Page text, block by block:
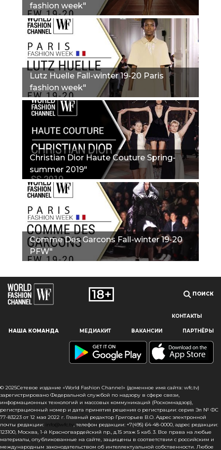
Наш сайт использует файлы cookie и похожие технологии,
пользователям, предоставляя персонализированную
информацию, запоминая предпочтения в области
сайта, вы подтверждаете свое согласие на использование
файлов cookie в соответствии с настоящим уведомлением
в отношении данного типа файлов. Если вы не согласны
с тем, чтобы мы использовали данный тип файлов,
то вы должны соответствующим образом установить
настройки вашего браузера или не использовать сайт wfc.tv
fashion week"
Lutz Huelle Fall-winter 19-20 Paris
fashion week"
Christian Dior Haute Couture Spring-
summer 2019"
Comme Des Garcons Fall-winter 19-20
PFW"
ПОИСК
КОНТАКТЫ
НАША КОМАНДА МЕДИАКИТ ВАКАНСИИ ПАРТНЁРЫ
© 2025Сетевое издание «World Fashion Channel» (доменное имя сайта: wfc.tv)
зарегистрировано Федеральной службой по надзору в сфере связи,
информационных технологий и массовых коммуникаций (Роскомнадзор),
регистрационный номер и дата принятия решения о регистрации: серия Эл № ФС
77-83223 от 12 мая 2022 г. Главный редактор Григорьев В.О. Адрес электронной
почты редакции: info@wfc.tv, телефон редакции: +7(495) 64-48-0000, адрес редакции:
123100, Москва, 1-й Красногвардейский пр., д.15 этаж 5 каб. 3. Все права на любые
материалы, опубликованные на сайте, защищены в соответствии с российским и
международным законодательством об интеллектуальной собственности. Любое